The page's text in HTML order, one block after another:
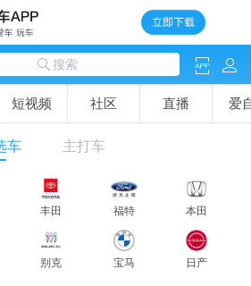
x
C
j 搜索
短视频 社区 直播 爱
车 主打车
丰田 福特 本田
别克 宝马 日产